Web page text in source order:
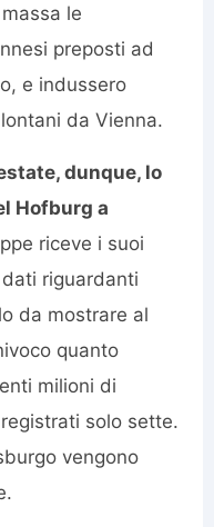
le
preposti ad
e indussero
da Vienna.
dunque, lo
Hofburg a
riceve i suoi
riguardanti
da mostrare al
quanto
milioni di
solo sette.
vengono